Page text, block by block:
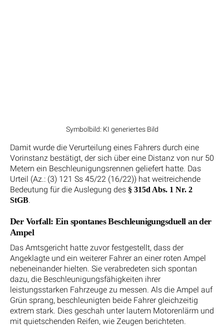
Symbolbild: KI generiertes Bild
Damit wurde die Verurteilung eines Fahrers durch eine
Vorinstanz bestätigt, der sich über eine Distanz von nur 50
Metern ein Beschleunigungsrennen geliefert hatte. Das
Urteil (Az.: (3) 121 Ss 45/22 (16/22)) hat weitreichende
Bedeutung für die Auslegung des § 315d Abs. 1 Nr. 2
StGB.
Der Vorfall: Ein spontanes Beschleunigungsduell an der
Ampel
Das Amtsgericht hatte zuvor festgestellt, dass der
Angeklagte und ein weiterer Fahrer an einer roten Ampel
nebeneinander hielten. Sie verabredeten sich spontan
dazu, die Beschleunigungsfähigkeiten ihrer
leistungsstarken Fahrzeuge zu messen. Als die Ampel auf
Grün sprang, beschleunigten beide Fahrer gleichzeitig
extrem stark. Dies geschah unter lautem Motorenlärm und
mit quietschenden Reifen, wie Zeugen berichteten.